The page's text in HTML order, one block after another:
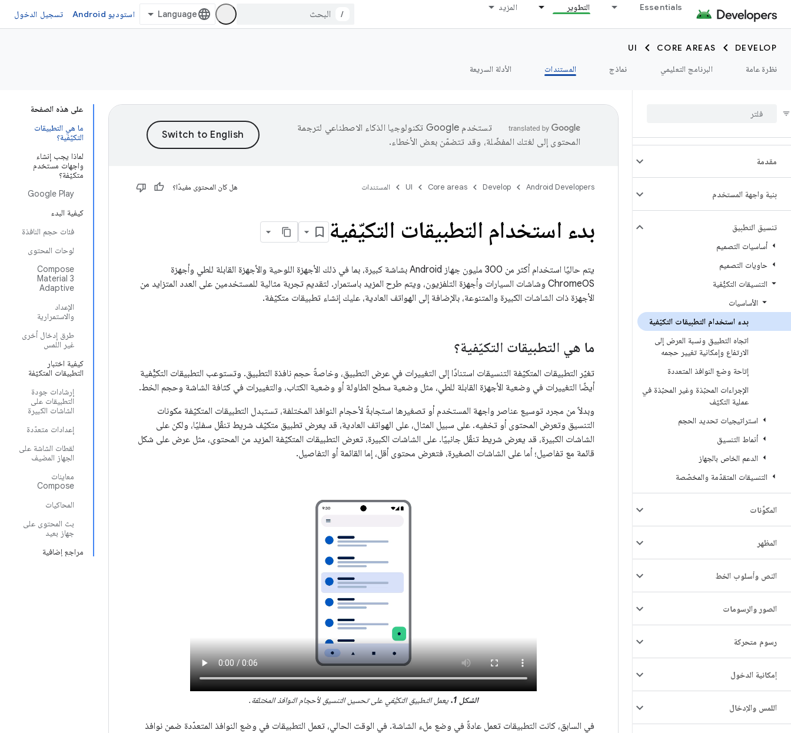
Essentials التطوير المزيد
/ استوديو Android تسجيل الدخول
DEVELOP
CORE AREAS
UI
نظرة عامة
البرنامج التعليمي نماذج المستندات الأدلة السريعة
مقدمة
بنية واجهة المستخدم
تنسيق التطبيق
أساسيات التصميم
حاويات التصميم
التنسيقات التكيُّفية
الأساسيات
بدء استخدام التطبيقات التكيّفية
اتجاه التطبيق ونسبة العرض إلى
الارتفاع وإمكانية تغيير حجمه
إتاحة وضع النوافذ المتعددة
الإجراءات المحبّذة وغير المحبّذة في
عملية التكيّف
استراتيجيات تحديد الحجم
أنماط التنسيق
الدعم الخاص بالجهاز
التنسيقات المتقدّمة والمخصّصة
المكوِّنات
المظهر
النص وأسلوب الخط
الصور والرسومات
رسوم متحركة
إمكانية الدخول
اللمس والإدخال
على هذه الصفحة
ما هي التطبيقات
التكيّفية؟
لماذا يجب إنشاء
واجهات مستخدم
متكيّفة؟
Google Play
كيفية البدء
فئات حجم النافذة
لوحات المحتوى
Compose
Material 3
Adaptive
الإعداد
والاستمرارية
طرق إدخال أخرى
غير اللمس
كيفية اختبار
التطبيقات المتكيّفة
إرشادات جودة
التطبيقات على
الشاشات الكبيرة
إعدادات متعدّدة
لقطات الشاشة على
الجهاز المضيف
معاينات
Compose
المحاكيات
بث المحتوى على
جهاز بعيد
مراجع إضافية
تستخدم Google تكنولوجيا الذكاء الاصطناعي لترجمة
المحتوى إلى لغتك المفضّلة، وقد تتضمّن بعض الأخطاء.
Android Developers
Develop
Core areas
UI المستندات هل كان المحتوى مفيدًا؟
بدء استخدام التطبيقات التكيّفية
يتم حاليًا استخدام أكثر من 300 مليون جهاز Android بشاشة كبيرة، بما في ذلك الأجهزة اللوحية والأجهزة القابلة للطي وأجهزة
ChromeOS وشاشات السيارات وأجهزة التلفزيون، ويتم طرح المزيد باستمرار. لتقديم تجربة مثالية للمستخدمين على العدد المتزايد من
الأجهزة ذات الشاشات الكبيرة والمتنوعة، بالإضافة إلى الهواتف العادية، عليك إنشاء تطبيقات متكيّفة.
ما هي التطبيقات التكيّفية؟
تغيّر التطبيقات المتكيّفة التنسيقات استنادًا إلى التغييرات في عرض التطبيق، وخاصةً حجم نافذة التطبيق. وتستوعب التطبيقات التكيُّفية
أيضًا التغييرات في وضعية الأجهزة القابلة للطي، مثل وضعية سطح الطاولة أو وضعية الكتاب، والتغييرات في كثافة الشاشة وحجم الخط.
وبدلاً من مجرد توسيع عناصر واجهة المستخدم أو تصغيرها استجابةً لأحجام النوافذ المختلفة، تستبدل التطبيقات المتكيّفة مكونات
التنسيق وتعرض المحتوى أو تخفيه. على سبيل المثال، على الهواتف العادية، قد يعرض تطبيق متكيّف شريط تنقّل سفليًا، ولكن على
الشاشات الكبيرة، قد يعرض شريط تنقّل جانبيًا. على الشاشات الكبيرة، تعرض التطبيقات المتكيّفة المزيد من المحتوى، مثل عرض على شكل
قائمة مع تفاصيل؛ أما على الشاشات الصغيرة، فتعرض محتوى أقل، إما القائمة أو التفاصيل.
الشكل 1. يعمل التطبيق التكيُّفي على تحسين التنسيق لأحجام النوافذ المختلفة.
في السابق، كانت التطبيقات تعمل عادةً في وضع ملء الشاشة. في الوقت الحالي، تعمل التطبيقات في وضع النوافذ المتعدّدة ضمن نوافذ